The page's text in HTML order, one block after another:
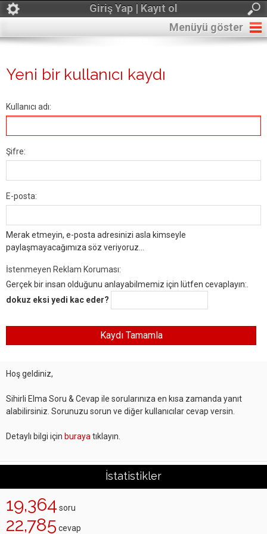
Giriş Yap | Kayıt ol
Menüyü göster
Yeni bir kullanıcı kaydı
Kullanıcı adı:
Şifre:
E-posta:
Merak etmeyin, e-posta adresinizi asla kimseyle
paylaşmayacağımıza söz veriyoruz...
İstenmeyen Reklam Koruması:
Gerçek bir insan olduğunu anlayabilmemiz için lütfen cevaplayın:.
dokuz eksi yedi kac eder?
Hoş geldiniz,
Sihirli Elma Soru & Cevap ile sorularınıza en kısa zamanda yanıt
alabilirsiniz. Sorunuzu sorun ve diğer kullanıcılar cevap versin.
Detaylı bilgi için buraya tıklayın.
İstatistikler
19,364 soru
22,785 cevap